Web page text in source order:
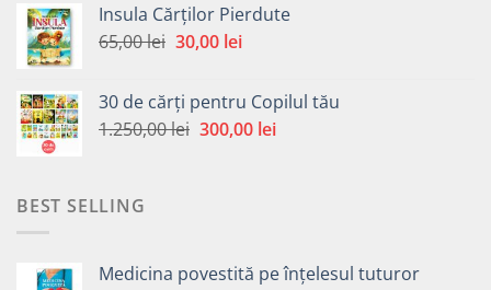
fost:
65,00 lei.
30,00 lei.
Insula Cărților Pierdute
65,00lei Prețul
fost:
65,00 lei.
30,00 leiPrețul
30,00 lei.
30 de cărți pentru Copilul tău
1.250,00lei Prețul
300,00 leiPrețul
BEST SELLING
Medicina povestită pe înțelesul tuturor